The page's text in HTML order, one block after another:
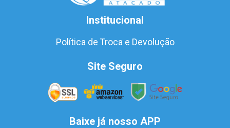
Institucional
Política de Troca e Devolução
Site Seguro
Baixe já nosso APP